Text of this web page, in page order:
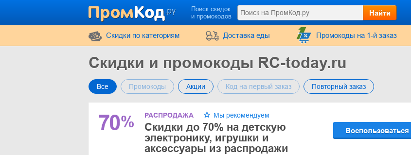
Поиск скидок
и промокодов
Найти
Cкидки по категориям Доставка еды Промокоды на 1-й заказ
Скидки и промокоды RC-today.ru
Все Промокоды Акции Код на первый заказ Повторный заказ
70% РАСПРОДАЖА Мы рекомендуем
Скидки до 70% на детскую
электронику, игрушки и
аксессуары из распродажи
Воспользоваться